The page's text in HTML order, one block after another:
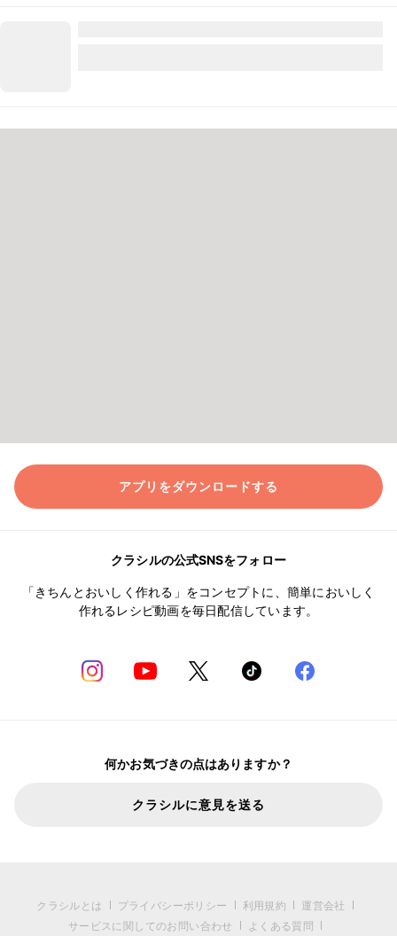
アプリをダウンロードする
クラシルの公式SNSをフォロー
「きちんとおいしく作れる」をコンセプトに、簡単においしく
作れるレシピ動画を毎日配信しています。
何かお気づきの点はありますか？
クラシルに意見を送る
クラシルとは プライバシーポリシー 利用規約
運営会社
サービスに関してのお問い合わせ
よくある質問